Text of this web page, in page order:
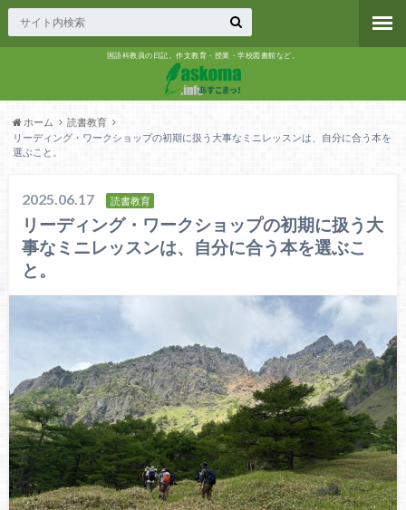
国語科教員の日記。作文教育・授業・学校図書館など。
ホーム
読書教育
リーディング・ワークショップの初期に扱う大事なミニレッスンは、自分に合う本を
選ぶこと。
2025.06.17 読書教育
リーディング・ワークショップの初期に扱う大
事なミニレッスンは、自分に合う本を選ぶこ
と。